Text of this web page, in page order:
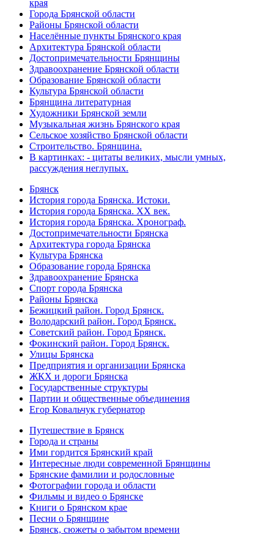
края
Города Брянской области
Районы Брянской области
Населённые пункты Брянского края
Архитектура Брянской области
Достопримечательности Брянщины
Здравоохранение Брянской области
Образование Брянской области
Культура Брянской области
Брянщина литературная
Художники Брянской земли
Музыкальная жизнь Брянского края
Сельское хозяйство Брянской области
Строительство. Брянщина.
В картинках: - цитаты великих, мысли умных,
рассуждения неглупых.
Брянск
История города Брянска. Истоки.
История города Брянска. XX век.
История города Брянска. Хронограф.
Достопримечательности Брянска
Архитектура города Брянска
Культура Брянска
Образование города Брянска
Здравоохранение Брянска
Спорт города Брянска
Районы Брянска
Бежицкий район. Город Брянск.
Володарский район. Город Брянск.
Советский район. Город Брянск.
Фокинский район. Город Брянск.
Улицы Брянска
Предприятия и организации Брянска
ЖКХ и дороги Брянска
Государственные структуры
Партии и общественные объединения
Егор Ковальчук губернатор
Путешествие в Брянск
Города и страны
Ими гордится Брянский край
Интересные люди современной Брянщины
Брянские фамилии и родословные
Фотографии города и области
Фильмы и видео о Брянске
Книги о Брянском крае
Песни о Брянщине
Брянск, сюжеты о забытом времени